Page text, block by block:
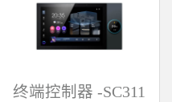
终端控制器 -SC311